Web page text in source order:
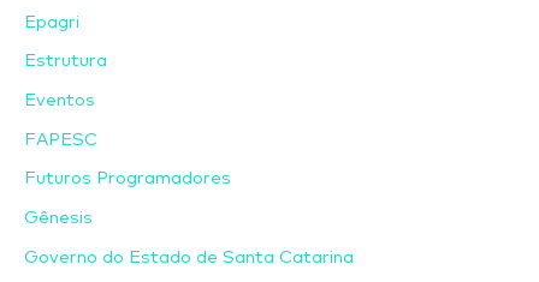
Epagri
Estrutura
Eventos
FAPESC
Futuros Programadores
Gênesis
Governo do Estado de Santa Catarina